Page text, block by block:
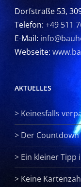
Dorfstraße 53,
Telefon: +49 511
E-Mail:
Webseite:
AKTUELLES
> Keinesfalls
> Der
> Ein kleiner Tipp
> Keine